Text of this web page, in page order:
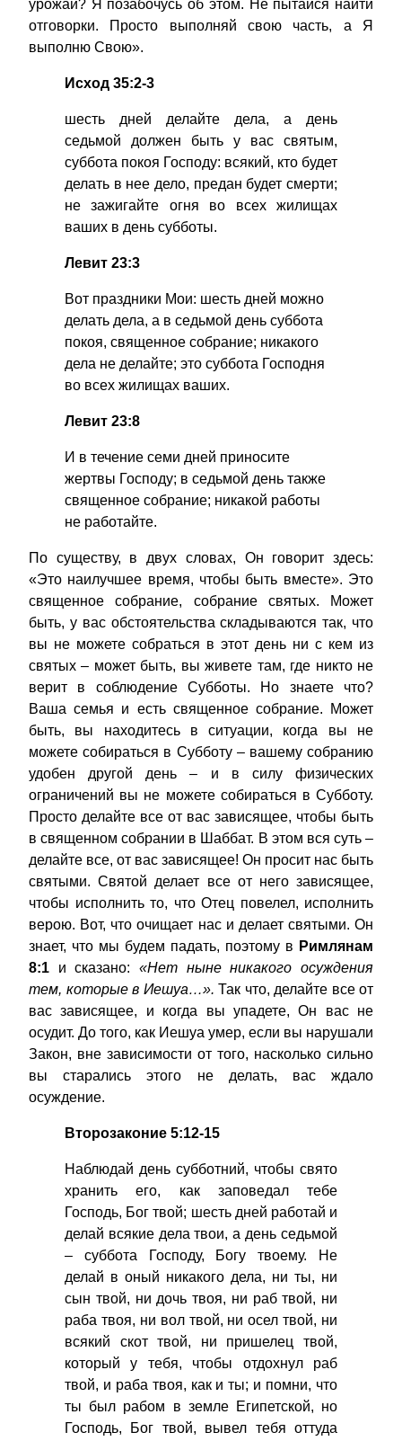
урожай? Я позабочусь об этом. Не пытайся найти
отговорки. Просто выполняй свою часть, а Я
выполню Свою».
Исход 35:2-3
шесть дней делайте дела, а день
седьмой должен быть у вас святым,
суббота покоя Господу: всякий, кто будет
делать в нее дело, предан будет смерти;
не зажигайте огня во всех жилищах
ваших в день субботы.
Левит 23:3
Вот праздники Мои: шесть дней можно
делать дела, а в седьмой день суббота
покоя, священное собрание; никакого
дела не делайте; это суббота Господня
во всех жилищах ваших.
Левит 23:8
И в течение семи дней приносите
жертвы Господу; в седьмой день также
священное собрание; никакой работы
не работайте.
По существу, в двух словах, Он говорит здесь:
«Это наилучшее время, чтобы быть вместе». Это
священное собрание, собрание святых. Может
быть, у вас обстоятельства складываются так, что
вы не можете собраться в этот день ни с кем из
святых – может быть, вы живете там, где никто не
верит в соблюдение Субботы. Но знаете что?
Ваша семья и есть священное собрание. Может
быть, вы находитесь в ситуации, когда вы не
можете собираться в Субботу – вашему собранию
удобен другой день – и в силу физических
ограничений вы не можете собираться в Субботу.
Просто делайте все от вас зависящее, чтобы быть
в священном собрании в Шаббат. В этом вся суть –
делайте все, от вас зависящее! Он просит нас быть
святыми. Святой делает все от него зависящее,
чтобы исполнить то, что Отец повелел, исполнить
верою. Вот, что очищает нас и делает святыми. Он
знает, что мы будем падать, поэтому в Римлянам
8:1 и сказано: «Нет ныне никакого осуждения
тем, которые в Иешуа…». Так что, делайте все от
вас зависящее, и когда вы упадете, Он вас не
осудит. До того, как Иешуа умер, если вы нарушали
Закон, вне зависимости от того, насколько сильно
вы старались этого не делать, вас ждало
осуждение.
Второзаконие 5:12-15
Наблюдай день субботний, чтобы свято
хранить его, как заповедал тебе
Господь, Бог твой; шесть дней работай и
делай всякие дела твои, а день седьмой
– суббота Господу, Богу твоему. Не
делай в оный никакого дела, ни ты, ни
сын твой, ни дочь твоя, ни раб твой, ни
раба твоя, ни вол твой, ни осел твой, ни
всякий скот твой, ни пришелец твой,
который у тебя, чтобы отдохнул раб
твой, и раба твоя, как и ты; и помни, что
ты был рабом в земле Египетской, но
Господь, Бог твой, вывел тебя оттуда